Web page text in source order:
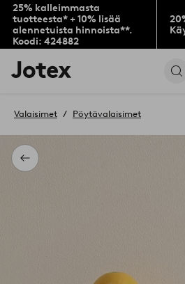
25% kalleimmasta
tuotteesta* + 10% lisää
alennetuista hinnoista**.
Koodi: 424882
Jotex-
logo
aloitussivulle
Takaisin
Valaisimet Pöytävalaisimet